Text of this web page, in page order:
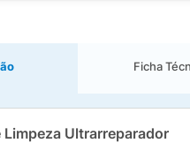
Ficha
Limpeza Ultrarreparador